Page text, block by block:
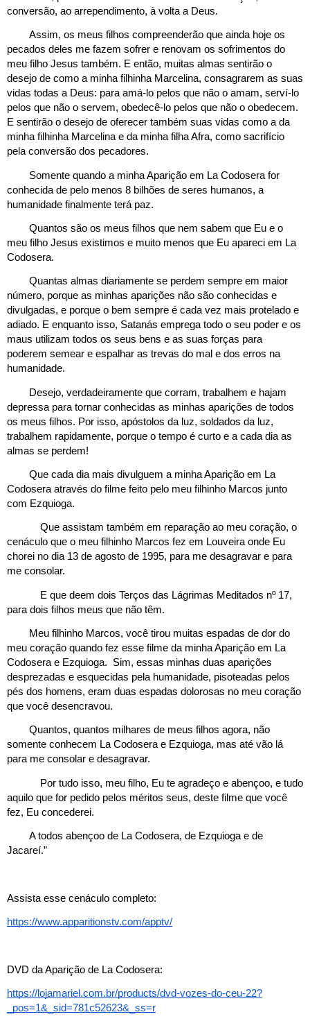
conversão, ao arrependimento, à volta a Deus.
Assim, os meus filhos compreenderão que ainda hoje os
pecados deles me fazem sofrer e renovam os sofrimentos do
meu filho Jesus também. E então, muitas almas sentirão o
desejo de como a minha filhinha Marcelina, consagrarem as suas
vidas todas a Deus: para amá-lo pelos que não o amam, serví-lo
pelos que não o servem, obedecê-lo pelos que não o obedecem.
E sentirão o desejo de oferecer também suas vidas como a da
minha filhinha Marcelina e da minha filha Afra, como sacrifício
pela conversão dos pecadores.
Somente quando a minha Aparição em La Codosera for
conhecida de pelo menos 8 bilhões de seres humanos, a
humanidade finalmente terá paz.
Quantos são os meus filhos que nem sabem que Eu e o
meu filho Jesus existimos e muito menos que Eu apareci em La
Codosera.
Quantas almas diariamente se perdem sempre em maior
número, porque as minhas aparições não são conhecidas e
divulgadas, e porque o bem sempre é cada vez mais protelado e
adiado. E enquanto isso, Satanás emprega todo o seu poder e os
maus utilizam todos os seus bens e as suas forças para
poderem semear e espalhar as trevas do mal e dos erros na
humanidade.
Desejo, verdadeiramente que corram, trabalhem e hajam
depressa para tornar conhecidas as minhas aparições de todos
os meus filhos. Por isso, apóstolos da luz, soldados da luz,
trabalhem rapidamente, porque o tempo é curto e a cada dia as
almas se perdem!
Que cada dia mais divulguem a minha Aparição em La
Codosera através do filme feito pelo meu filhinho Marcos junto
com Ezquioga.
Que assistam também em reparação ao meu coração, o
cenáculo que o meu filhinho Marcos fez em Louveira onde Eu
chorei no dia 13 de agosto de 1995, para me desagravar e para
me consolar.
E que deem dois Terços das Lágrimas Meditados nº 17,
para dois filhos meus que não têm.
Meu filhinho Marcos, você tirou muitas espadas de dor do
meu coração quando fez esse filme da minha Aparição em La
Codosera e Ezquioga.  Sim, essas minhas duas aparições
desprezadas e esquecidas pela humanidade, pisoteadas pelos
pés dos homens, eram duas espadas dolorosas no meu coração
que você desencravou.
Quantos, quantos milhares de meus filhos agora, não
somente conhecem La Codosera e Ezquioga, mas até vão lá
para me consolar e desagravar.
Por tudo isso, meu filho, Eu te agradeço e abençoo, e tudo
aquilo que for pedido pelos méritos seus, deste filme que você
fez, Eu concederei.
A todos abençoo de La Codosera, de Ezquioga e de
Jacareí.”
Assista esse cenáculo completo:
https://www.apparitionstv.com/apptv/
DVD da Aparição de La Codosera:
https://lojamariel.com.br/products/dvd-vozes-do-ceu-22?
_pos=1&_sid=781c52623&_ss=r